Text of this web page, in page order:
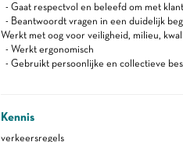
- Gaat respectvol en beleefd om met
- Beantwoordt vragen in een duidelijk
Werkt met oog voor veiligheid, milieu,
- Werkt ergonomisch
- Gebruikt persoonlijke en collectieve
Kennis
verkeersregels